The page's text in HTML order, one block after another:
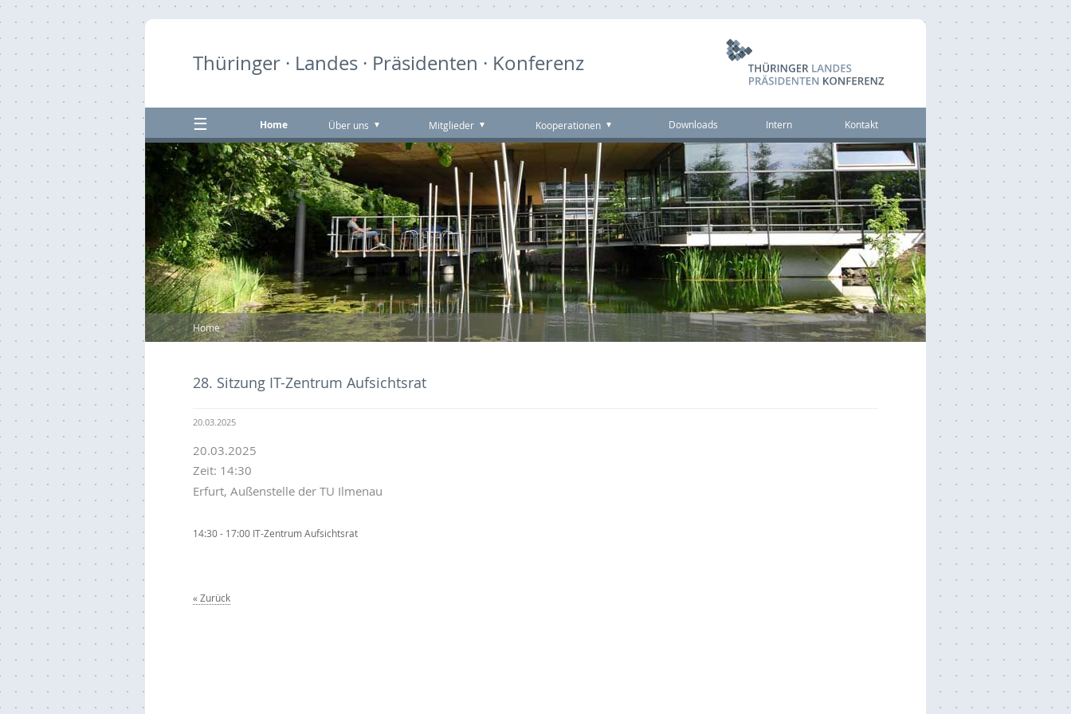
Thüringer · Landes · Präsidenten · Konferenz
Home Über uns Mitglieder Kooperationen Downloads Intern Kontakt
Home
28. Sitzung IT-Zentrum Aufsichtsrat
20.03.2025
20.03.2025
Zeit: 14:30
Erfurt, Außenstelle der TU Ilmenau
14:30 - 17:00 IT-Zentrum Aufsichtsrat
Zurück